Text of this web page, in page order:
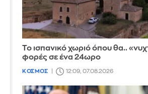
Το ισπανικό χωριό όπου θα..
φορές σε ένα 24ωρο
ΚΟΣΜΟΣ 12:09, 07.08.2026